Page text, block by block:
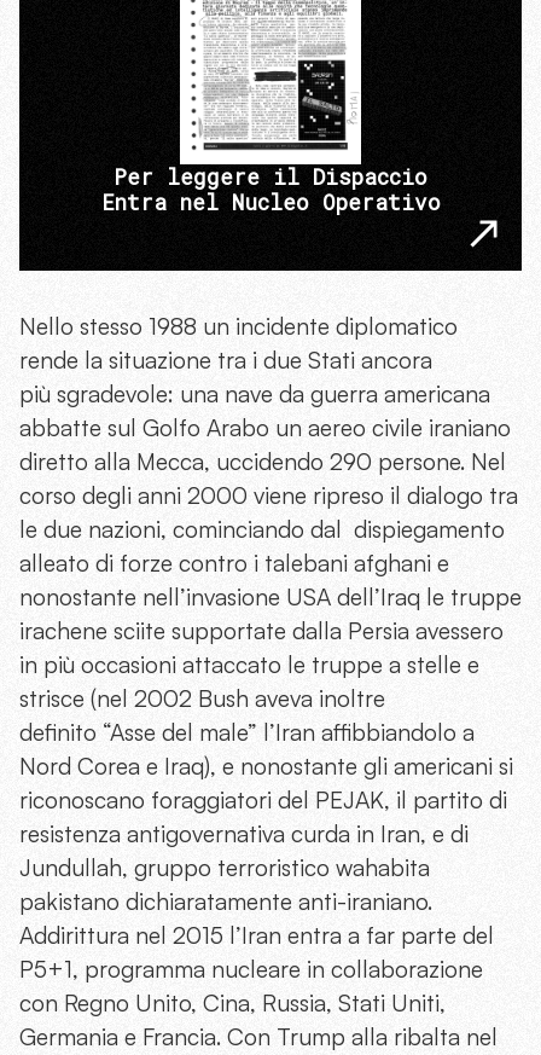
Per leggere il Dispaccio
Entra nel Nucleo Operativo
Nello stesso 1988 un incidente diplomatico
rende la situazione tra i due Stati ancora
più sgradevole: una nave da guerra americana
abbatte sul Golfo Arabo un aereo civile iraniano
diretto alla Mecca, uccidendo 290 persone. Nel
corso degli anni 2000 viene ripreso il dialogo tra
le due nazioni, cominciando dal dispiegamento
alleato di forze contro i talebani afghani e
nonostante nell’invasione USA dell’Iraq le truppe
irachene sciite supportate dalla Persia avessero
in più occasioni attaccato le truppe a stelle e
strisce (nel 2002 Bush aveva inoltre
definito “Asse del male” l’Iran affibbiandolo a
Nord Corea e Iraq), e nonostante gli americani si
riconoscano foraggiatori del PEJAK, il partito di
resistenza antigovernativa curda in Iran, e di
Jundullah, gruppo terroristico wahabita
pakistano dichiaratamente anti-iraniano.
Addirittura nel 2015 l’Iran entra a far parte del
P5+1, programma nucleare in collaborazione
con Regno Unito, Cina, Russia, Stati Uniti,
Germania e Francia. Con Trump alla ribalta nel